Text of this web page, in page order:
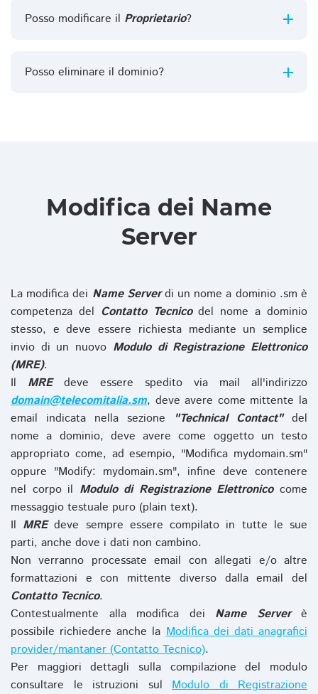
Posso modificare il Proprietario?
Posso eliminare il dominio?
Modifica dei Name
Server
La modifica dei Name Serverdi un nome a dominio .sm è
competenza del Contatto Tecnicodel nome a dominio
stesso, e deve essere richiesta mediante un semplice
invio di un nuovo Modulo di Registrazione Elettronico
(MRE).
Il MREdeve essere spedito via mail all'indirizzo
domain@telecomitalia.sm, deve avere come mittente la
email indicata nella sezione
"Technical Contact"del
nome a dominio, deve avere come oggetto un testo
appropriato come, ad esempio, "Modifica mydomain.sm"
oppure "Modify: mydomain.sm", infine deve contenere
nel corpo il Modulo di Registrazione Elettronicocome
messaggio testuale puro (plain text).
Il MREdeve sempre essere compilato in tutte le sue
parti, anche dove i dati non cambino.
Non verranno processate email con allegati e/o altre
formattazioni e con mittente diverso dalla email del
Contatto Tecnico.
Contestualmente alla modifica dei Name Serverè
possibile richiedere anche laModifica dei dati anagrafici
provider/mantaner (Contatto Tecnico).
Per maggiori dettagli sulla compilazione del modulo
consultare le istruzioni sul Modulo di Registrazione